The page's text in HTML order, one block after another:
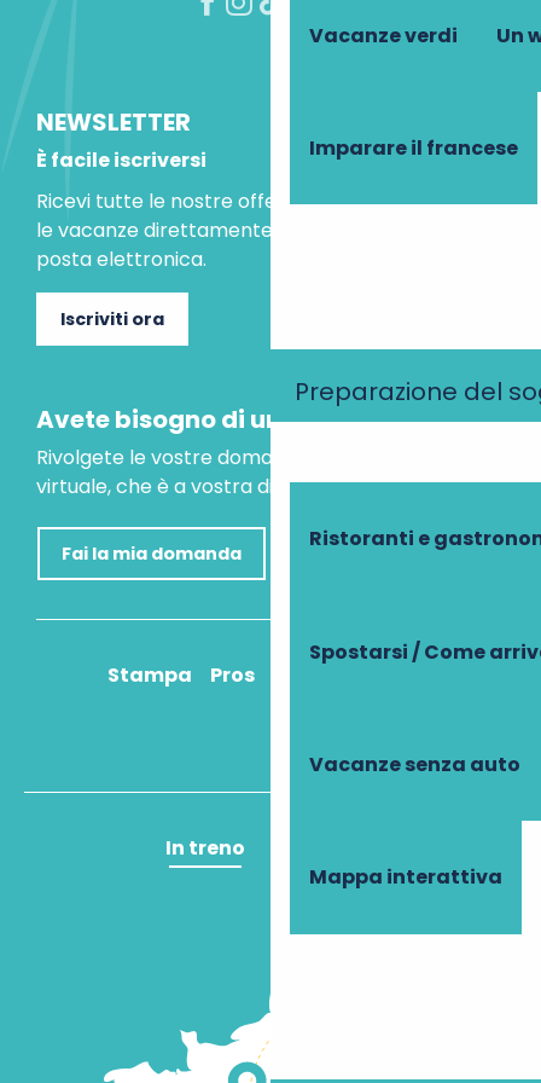
Vacanze verdi Un
Imparare il francese
Preparazione del
Ristoranti e
Spostarsi / Come
Vacanze senza auto
Mappa interattiva
NEWSLETTER
È facile iscriversi
Ricevi tutte le nostre offerte speciali e le idee per
le vacanze direttamente nella tua casella di
posta elettronica.
Iscriviti ora
Avete bisogno di un consiglio?
Rivolgete le vostre domande al nostro assistente
virtuale, che è a vostra disposizione per aiutarvi.
Fai la mia domanda
Stampa Pros
In treno